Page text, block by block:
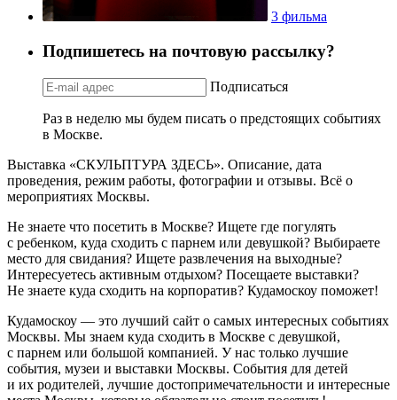
3 фильма
Подпишетесь на почтовую рассылку?
Подписаться
Раз в неделю мы будем писать о предстоящих событиях
в Москве.
Выставка «СКУЛЬПТУРА ЗДЕСЬ». Описание, дата
проведения, режим работы, фотографии и отзывы. Всё о
мероприятиях Москвы.
Не знаете что посетить в Москве? Ищете где погулять
с ребенком, куда сходить с парнем или девушкой? Выбираете
место для свидания? Ищете развлечения на выходные?
Интересуетесь активным отдыхом? Посещаете выставки?
Не знаете куда сходить на корпоратив? Кудамоскоу поможет!
Кудамоскоу — это лучший сайт о самых интересных событиях
Москвы. Мы знаем куда сходить в Москве с девушкой,
с парнем или большой компанией. У нас только лучшие
события, музеи и выставки Москвы. События для детей
и их родителей, лучшие достопримечательности и интересные